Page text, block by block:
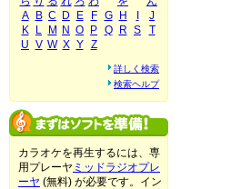
A
B C D E F G H
J
K
L M N O P Q R S
T
U V W X Y Z
詳しく検索
検索ヘルプ
カラオケを再生するには、専
用プレーヤ ミッドラジオプレ
ーヤ (無料) が必要です。イン